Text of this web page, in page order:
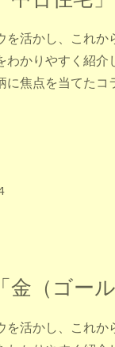
活かし、これ
かりやすく紹
焦点を当てた
（ゴー
活かし、これ